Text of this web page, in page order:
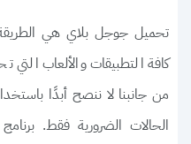
تحميل جوجل بلاي هي الطريقة
كافة التطبيقات والألعاب
من جانبنا لا ننصح أبدًا